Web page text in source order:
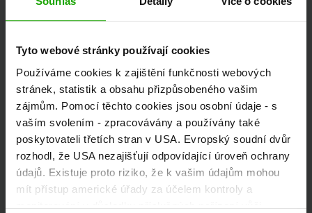
Tyto webové stránky používají cookies
Používáme cookies k zajištění funkčnosti webových
stránek, statistik a obsahu přizpůsobeného vašim
zájmům. Pomocí těchto cookies jsou osobní údaje - s
vaším svolením - zpracovávány a používány také
poskytovateli třetích stran v USA. Evropský soudní dvůr
rozhodl, že USA nezajišťují odpovídající úroveň ochrany
údajů. Existuje proto riziko, že k vašim údajům mohou
mít přístup americké úřady za účelem kontroly a
monitorování v důsledku příslušných nařízení vůči
9020 Klagenfurt
Rakousko
+43/463/3000
info@kaernten.at